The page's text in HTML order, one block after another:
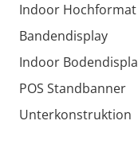
Indoor Hochformat
Bandendisplay
Indoor
POS Standbanner
Unterkonstruktion